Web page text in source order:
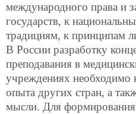
международного права и
государств, к
традициям, к принципам
В России разработку
преподавания в
учреждениях необходимо
опыта других стран, а
мысли. Для